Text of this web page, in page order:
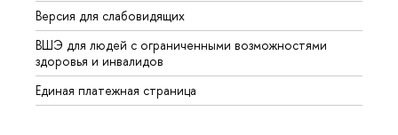
Версия для слабовидящих
ВШЭ для людей с ограниченными возможностями
здоровья и инвалидов
Единая платежная страница